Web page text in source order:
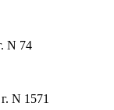
N 74
N 1571